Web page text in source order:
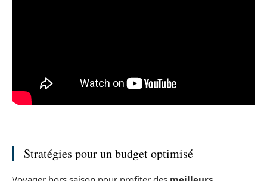
Stratégies pour un budget optimisé